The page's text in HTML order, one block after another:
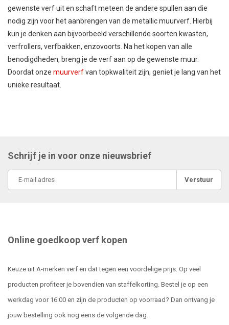
gewenste verf uit en schaft meteen de andere spullen aan die
nodig zijn voor het aanbrengen van de metallic muurverf. Hierbij
kun je denken aan bijvoorbeeld verschillende soorten kwasten,
verfrollers, verfbakken, enzovoorts. Na het kopen van alle
benodigdheden, breng je de verf aan op de gewenste muur.
Doordat onze muurverfvan topkwaliteit zijn, geniet je lang van het
unieke resultaat.
Schrijf je in voor onze nieuwsbrief
Verstuur
Online goedkoop verf kopen
Keuze uit A-merken verf en dat tegen een voordelige prijs. Op veel
producten profiteer je bovendien van staffelkorting. Bestel je op een
werkdag voor 16:00 en zijn de producten op voorraad? Dan ontvang je
jouw bestelling ook nog eens de volgende dag.